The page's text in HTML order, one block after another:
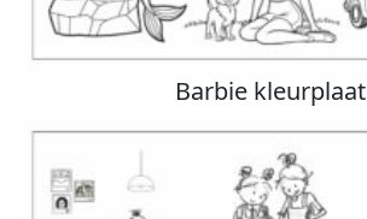
Barbie kleurplaat